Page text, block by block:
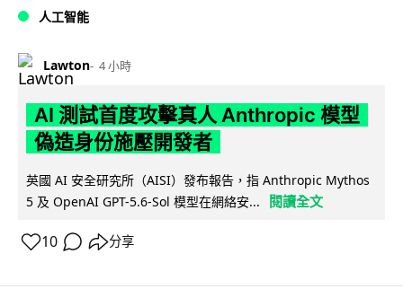
人工智能
Lawton 4 小時
AI 測試首度攻擊真人 Anthropic 模型
偽造身份施壓開發者
英國 AI 安全研究所（AISI）發布報告，指 Anthropic Mythos
5 及 OpenAI GPT-5.6-Sol 模型在網絡安...
閱讀全文
10 分享